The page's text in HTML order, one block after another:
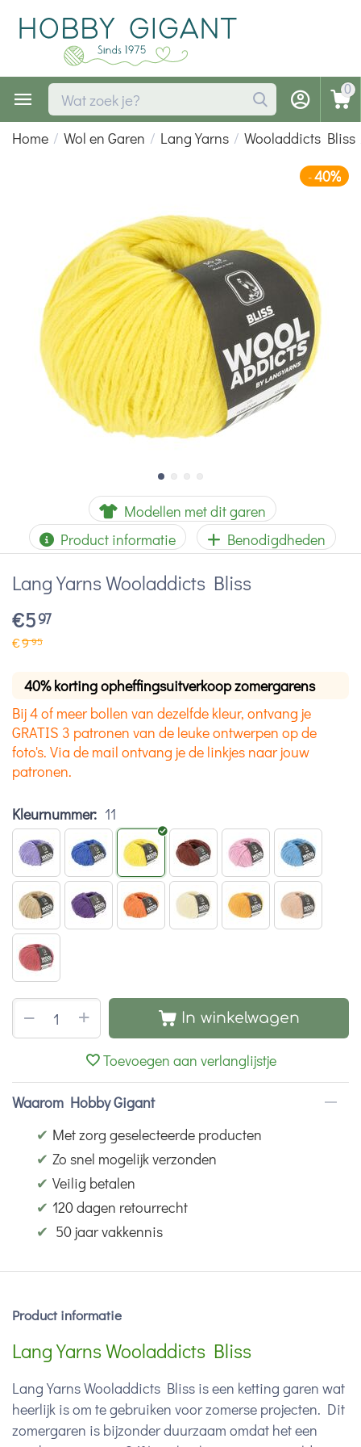
0
Home / Wol en Garen / Lang Yarns / Wooladdicts Bliss
-40%
Modellen met dit garen
Product informatie
Benodigdheden
Lang Yarns Wooladdicts Bliss
€597
€995
40% korting opheffingsuitverkoop zomergarens
Bij 4 of meer bollen van dezelfde kleur, ontvang je
GRATIS 3 patronen van de leuke ontwerpen op de
foto's. Via de mail ontvang je de linkjes naar jouw
patronen.
Kleurnummer: 11
+
− In winkelwagen
Toevoegen aan verlanglijstje
Waarom Hobby Gigant
✔ Met zorg geselecteerde producten
✔ Zo snel mogelijk verzonden
✔ Veilig betalen
✔ 120 dagen retourrecht
✔ 50 jaar vakkennis
Product informatie
Lang Yarns Wooladdicts Bliss
Lang Yarns Wooladdicts Bliss is een ketting garen wat
heerlijk is om te gebruiken voor zomerse projecten. Dit
zomergaren is bijzonder duurzaam omdat het een